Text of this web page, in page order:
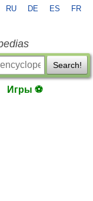
RU DE ES FR
Search!
Игры ⚽